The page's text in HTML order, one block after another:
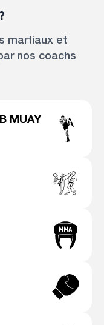
martiaux et
nos coachs
MUAY